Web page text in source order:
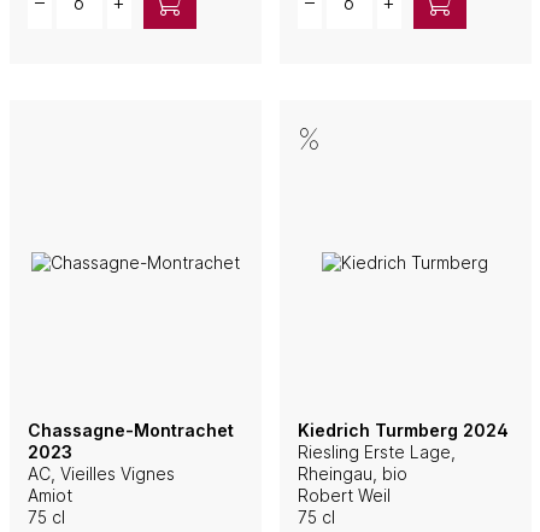
Chassagne-Montrachet
2023
AC, Vieilles Vignes
Amiot
75 cl
Kiedrich Turmberg 2024
Riesling Erste Lage,
Rheingau, bio
Robert Weil
75 cl